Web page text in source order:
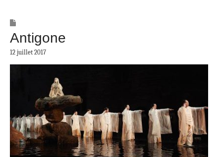
Antigone
12 juillet 2017